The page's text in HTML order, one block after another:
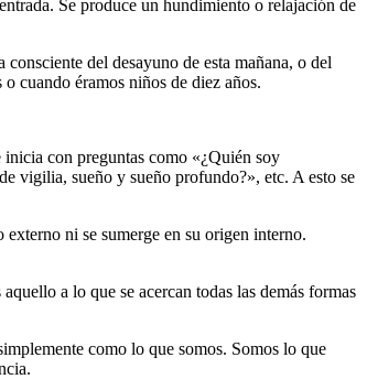
Se produce un hundimiento o relajación de
del desayuno de esta mañana, o del
cuando éramos niños de diez años.
inicia con preguntas como «¿Quién soy
vigilia, sueño y sueño profundo?», etc. A esto se
ni se sumerge en su origen interno.
a lo que se acercan todas las demás formas
como lo que somos. Somos lo que